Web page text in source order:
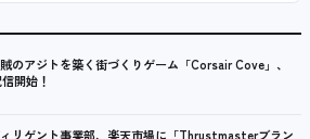
のアジトを築く街づくりゲーム「Corsair Cove」、
開始！
リゲント事業部、楽天市場に「Thrustmasterブラン